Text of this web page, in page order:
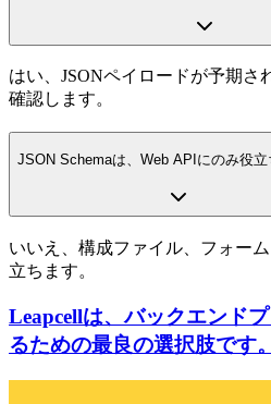
はい、JSONペイロードが予期さ
確認します。
JSON Schemaは、Web APIにのみ役立
いいえ、構成ファイル、フォー
立ちます。
Leapcellは、バックエンド
るための最良の選択肢です。